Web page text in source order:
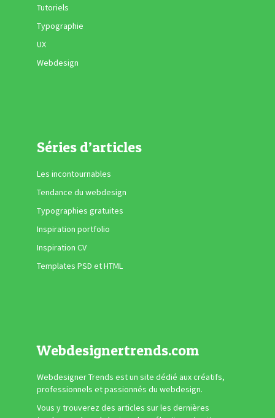
Tutoriels
Typographie
UX
Webdesign
Séries d’articles
Les incontournables
Tendance du webdesign
Typographies gratuites
Inspiration portfolio
Inspiration CV
Templates PSD et HTML
Webdesignertrends.com
Webdesigner Trends est un site dédié aux créatifs,
professionnels et passionnés du webdesign.
Vous y trouverez des articles sur les dernières